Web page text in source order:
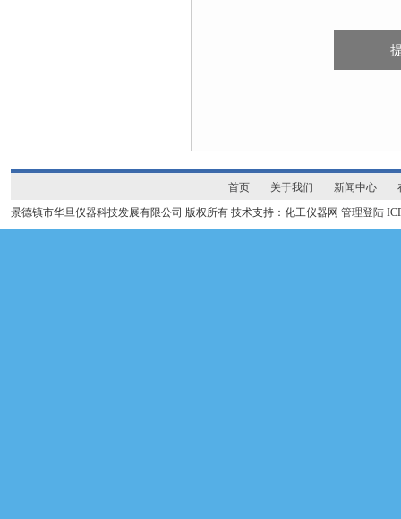
首页 关于我们 新闻中心
景德镇市华旦仪器科技发展有限公司 版权所有 技术支持：化工仪器网 管理登陆